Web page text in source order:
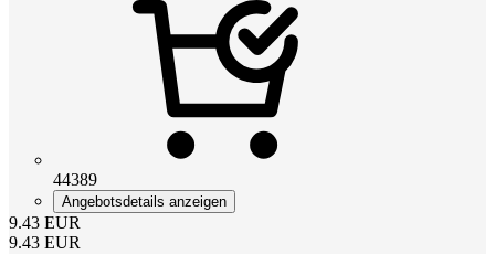
44389
Angebotsdetails anzeigen
9.43 EUR
9.43 EUR